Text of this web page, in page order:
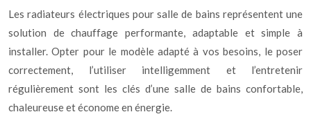
Les radiateurs électriques pour salle de bains représentent une
solution de chauffage performante, adaptable et simple à
installer. Opter pour le modèle adapté à vos besoins, le poser
correctement, l’utiliser intelligemment et l’entretenir
régulièrement sont les clés d’une salle de bains confortable,
chaleureuse et économe en énergie.